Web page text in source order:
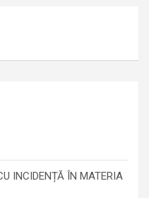
INCIDENȚĂ ÎN MATERIA